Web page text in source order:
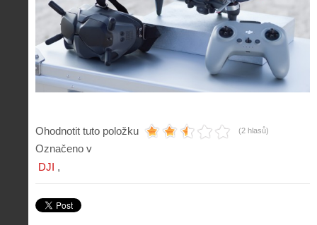
Ohodnotit tuto položku (2 hlasů)
Označeno v
DJI